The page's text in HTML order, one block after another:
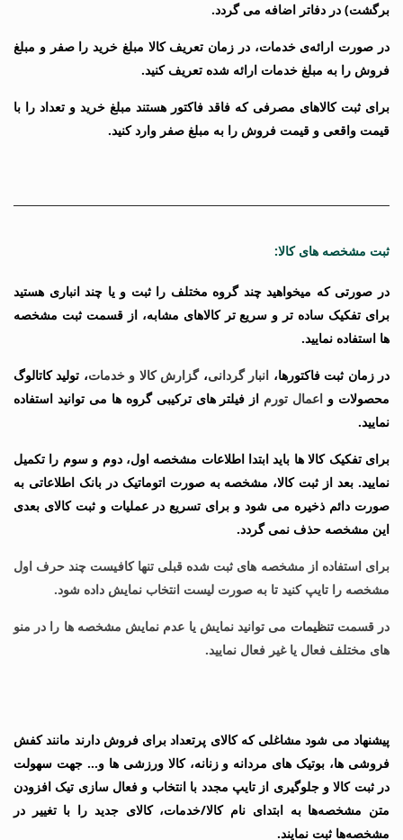
برگشت) در دفاتر اضافه می گردد.
در صورت ارائه‌ی خدمات، در زمان تعریف کالا مبلغ خرید را صفر و مبلغ
فروش را به مبلغ خدمات ارائه شده تعریف کنید.
برای ثبت کالاهای مصرفی که فاقد فاکتور هستند مبلغ خرید و تعداد را با
قیمت واقعی و قیمت فروش را به مبلغ صفر وارد کنید.
ثبت مشخصه های کالا:
در صورتی که میخواهید چند گروه مختلف را ثبت و یا چند انباری هستید
برای تفکیک ساده تر و سریع تر کالاهای مشابه، از قسمت ثبت مشخصه
ها استفاده نمایید.
در زمان ثبت فاکتورها، انبار گردانی،گزارش کالا و خدمات، تولید کاتالوگ
محصولات و اعمال تورم از فیلتر های ترکیبی گروه ها می توانید استفاده
نمایید.
برای تفکیک کالا ها باید ابتدا اطلاعات مشخصه اول، دوم و سوم را تکمیل
نمایید. بعد از ثبت کالا، مشخصه به صورت اتوماتیک در بانک اطلاعاتی به
صورت دائم ذخیره می شود و برای تسریع در عملیات و ثبت کالای بعدی
این مشخصه حذف نمی گردد.
برای استفاده از مشخصه های ثبت شده قبلی تنها کافیست چند حرف اول
مشخصه را تایپ کنید تا به صورت لیست انتخاب نمایش داده شود.
در قسمتتنظیمات می توانید نمایش یا عدم نمایش مشخصه ها را در منو
های مختلف فعال یا غیر فعال نمایید.
پیشنهاد می شود مشاغلی که کالای پرتعداد برای فروش دارند مانند کفش
فروشی ها، بوتیک های مردانه و زنانه، کالا ورزشی ها و… جهت سهولت
در ثبت کالا و جلوگیری از تایپ مجدد با انتخاب و فعال سازی تیک افزودن
متن مشخصه‌ها به ابتدای نام کالا/خدمات، کالای جدید را با تغییر در
مشخصه‌ها ثبت نمایند.